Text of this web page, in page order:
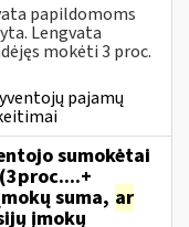
papildomoms
Lengvata
mokėti 3 proc.
pajamų
sumokėtai
suma, ar
įmokų